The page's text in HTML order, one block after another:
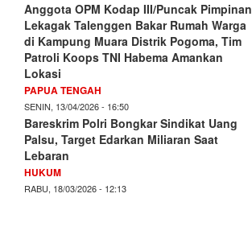
Anggota OPM Kodap III/Puncak Pimpinan
Lekagak Talenggen Bakar Rumah Warga
di Kampung Muara Distrik Pogoma, Tim
Patroli Koops TNI Habema Amankan
Lokasi
PAPUA TENGAH
SENIN, 13/04/2026 - 16:50
Bareskrim Polri Bongkar Sindikat Uang
Palsu, Target Edarkan Miliaran Saat
Lebaran
HUKUM
RABU, 18/03/2026 - 12:13